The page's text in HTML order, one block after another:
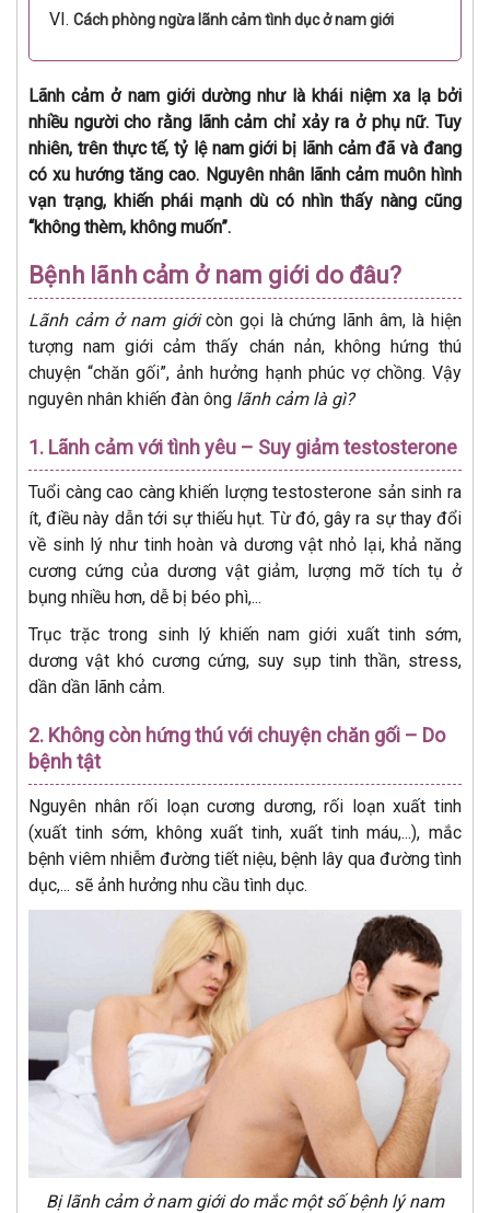
Cách phòng ngừa lãnh cảm tình dục ở nam giới
Lãnh cảm ở nam giới dường như là khái niệm xa lạ bởi
nhiều người cho rằng lãnh cảm chỉ xảy ra ở phụ nữ. Tuy
nhiên, trên thực tế, tỷ lệ nam giới bị lãnh cảm đã và đang
có xu hướng tăng cao. Nguyên nhân lãnh cảm muôn hình
vạn trạng, khiến phái mạnh dù có nhìn thấy nàng cũng
“không thèm, không muốn”.
Bệnh lãnh cảm ở nam giới do đâu?
Lãnh cảm ở nam giớicòn gọi là chứng lãnh âm, là hiện
tượng nam giới cảm thấy chán nản, không hứng thú
chuyện “chăn gối”, ảnh hưởng hạnh phúc vợ chồng. Vậy
nguyên nhân khiến đàn ông lãnh cảm là gì?
1. Lãnh cảm với tình yêu – Suy giảm testosterone
Tuổi càng cao càng khiến lượng testosterone sản sinh ra
ít, điều này dẫn tới sự thiếu hụt. Từ đó, gây ra sự thay đổi
về sinh lý như tinh hoàn và dương vật nhỏ lại, khả năng
cương cứng của dương vật giảm, lượng mỡ tích tụ ở
bụng nhiều hơn, dễ bị béo phì,...
Trục trặc trong sinh lý khiến nam giới xuất tinh sớm,
dương vật khó cương cứng, suy sụp tinh thần, stress,
dần dần lãnh cảm.
2. Không còn hứng thú với chuyện chăn gối – Do
bệnh tật
Nguyên nhân rối loạn cương dương, rối loạn xuất tinh
(xuất tinh sớm, không xuất tinh, xuất tinh máu,...), mắc
bệnh viêm nhiễm đường tiết niệu, bệnh lây qua đường tình
dục,... sẽ ảnh hưởng nhu cầu tình dục.
Bị lãnh cảm ở nam giới do mắc một số bệnh lý nam